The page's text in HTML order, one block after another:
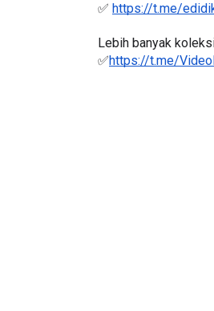
✅ https://t.me/
Lebih banyak
✅https://t.me/